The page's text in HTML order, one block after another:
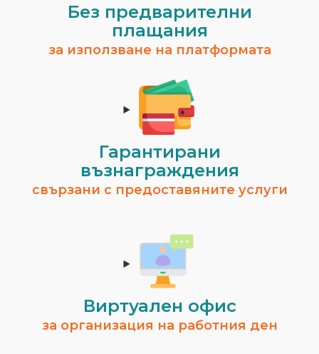
Без предварителни
плащания
за използване на платформата
Гарантирани
възнаграждения
свързани с предоставяните услуги
Виртуален офис
за организация на работния ден